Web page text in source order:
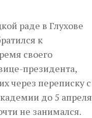
раде в Глухове
к
своего
президента,
через переписку с
до 5 апреля
не занимался.